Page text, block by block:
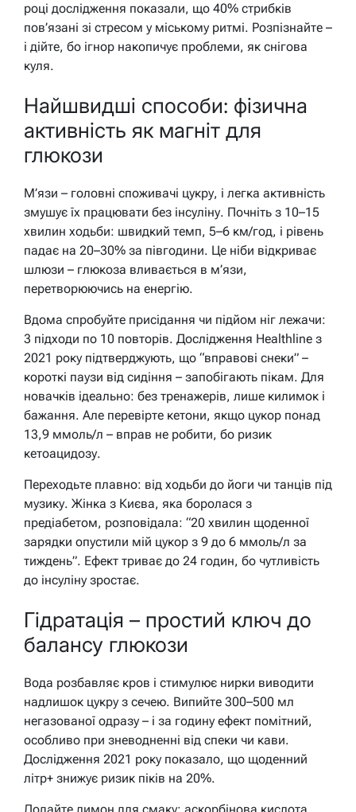
році дослідження показали, що 40% стрибків
пов’язані зі стресом у міському ритмі. Розпізнайте –
і дійте, бо ігнор накопичує проблеми, як снігова
куля.
Найшвидші способи: фізична
активність як магніт для
глюкози
М’язи – головні споживачі цукру, і легка активність
змушує їх працювати без інсуліну. Почніть з 10–15
хвилин ходьби: швидкий темп, 5–6 км/год, і рівень
падає на 20–30% за півгодини. Це ніби відкриває
шлюзи – глюкоза вливається в м’язи,
перетворюючись на енергію.
Вдома спробуйте присідання чи підйом ніг лежачи:
3 підходи по 10 повторів. Дослідження Healthline з
2021 року підтверджують, що “вправові снеки” –
короткі паузи від сидіння – запобігають пікам. Для
новачків ідеально: без тренажерів, лише килимок і
бажання. Але перевірте кетони, якщо цукор понад
13,9 ммоль/л – вправ не робити, бо ризик
кетоацидозу.
Переходьте плавно: від ходьби до йоги чи танців під
музику. Жінка з Києва, яка боролася з
предіабетом, розповідала: “20 хвилин щоденної
зарядки опустили мій цукор з 9 до 6 ммоль/л за
тиждень”. Ефект триває до 24 годин, бо чутливість
до інсуліну зростає.
Гідратація – простий ключ до
балансу глюкози
Вода розбавляє кров і стимулює нирки виводити
надлишок цукру з сечею. Випийте 300–500 мл
негазованої одразу – і за годину ефект помітний,
особливо при зневодненні від спеки чи кави.
Дослідження 2021 року показало, що щоденний
літр+ знижує ризик піків на 20%.